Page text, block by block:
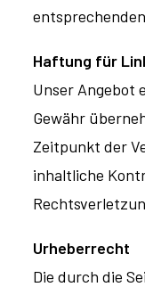
Haftung für
Unser Angebot
Gewähr
Zeitpunkt der
inhaltliche
Urheberrecht
Die durch die